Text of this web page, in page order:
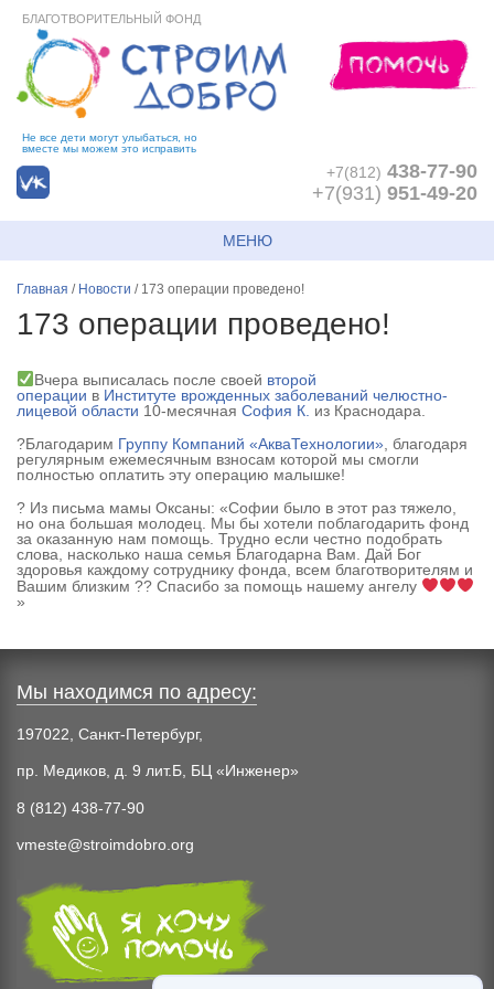
БЛАГОТВОРИТЕЛЬНЫЙ ФОНД
Не все дети могут улыбаться, но
вместе мы можем это исправить
+7(812) 438-77-90
+7(931) 951-49-20
МЕНЮ
Главная / Новости / 173 операции проведено!
173 операции проведено!
Вчера выписалась после своей второй
операции в Институте врожденных заболеваний челюстно-
лицевой области 10-месячная София К. из Краснодара.
?Благодарим Группу Компаний «АкваТехнологии» , благодаря
регулярным ежемесячным взносам которой мы смогли
полностью оплатить эту операцию малышке!
? Из письма мамы Оксаны: «Софии было в этот раз тяжело,
но она большая молодец. Мы бы хотели поблагодарить фонд
за оказанную нам помощь. Трудно если честно подобрать
слова, насколько наша семья Благодарна Вам. Дай Бог
здоровья каждому сотруднику фонда, всем благотворителям и
Вашим близким ?? Спасибо за помощь нашему ангелу
»
Мы находимся по адресу:
197022, Санкт-Петербург,
пр. Медиков, д. 9 лит.Б, БЦ «Инженер»
8 (812) 438-77-90
vmeste@stroimdobro.org